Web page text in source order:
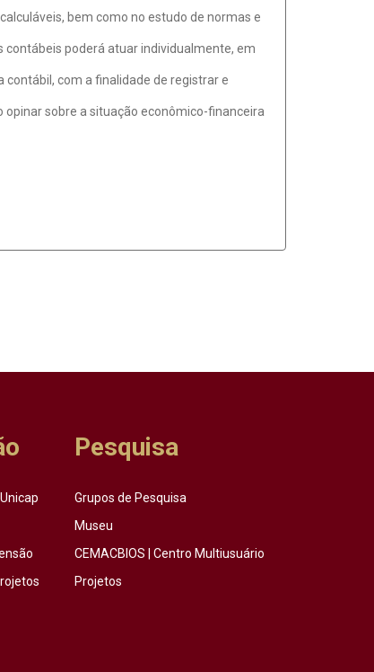
bem como no estudo de normas e
contábeis poderá atuar individualmente, em
com a finalidade de registrar e
sobre a situação econômico-financeira
Pesquisa
Grupos de Pesquisa
Museu
CEMACBIOS | Centro Multiusuário
Projetos